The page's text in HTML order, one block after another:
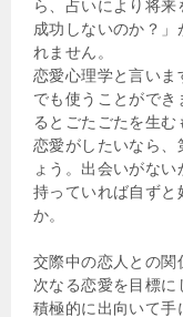
ら、占いにより将
成功しないのか？」
れません。
恋愛心理学と言いま
でも使うことがで
るとごたごたを生む
恋愛がしたいなら、
ょう。出会いがな
持っていれば自ずと
か。
交際中の恋人との関
次なる恋愛を目標
積極的に出向いて手